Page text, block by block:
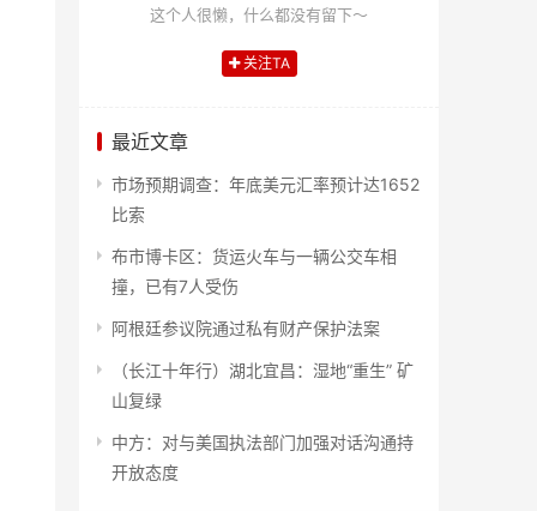
这个人很懒，什么都没有留下～
关注TA
最近文章
市场预期调查：年底美元汇率预计达1652
比索
布市博卡区：货运火车与一辆公交车相
撞，已有7人受伤
阿根廷参议院通过私有财产保护法案
（长江十年行）湖北宜昌：湿地“重生” 矿
山复绿
中方：对与美国执法部门加强对话沟通持
开放态度